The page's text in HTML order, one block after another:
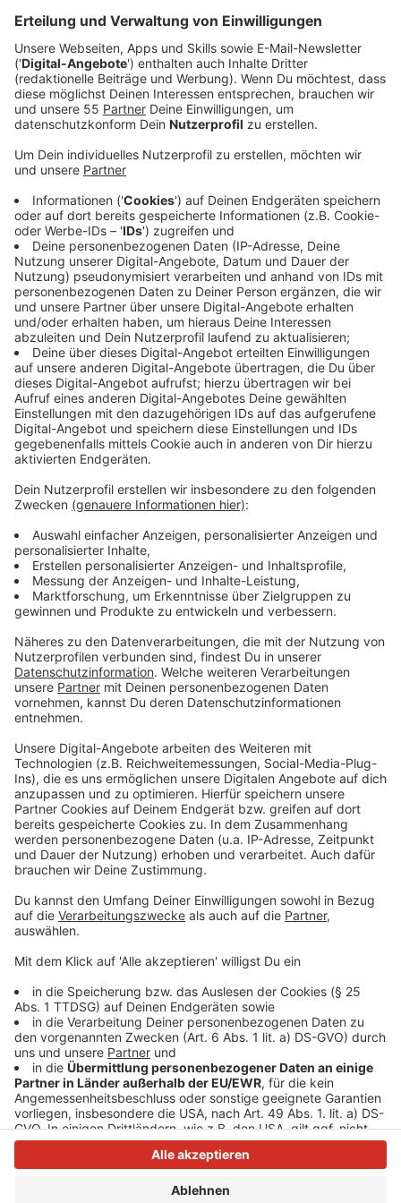
Veröffentlicht: Dienstag, 26.11.2019 11:58
Anzeige
hatte den Prozess in erster Instanz gewonnen. Die
eine Einigung - ohne Urteil - zu finden. NRW-
Umweltministerin Heinen-Esser will persönlich ihre
Sicht der Dinge vortragen: Die Stadt Essen und das
Land hätten in den vergangenen Jahren vieles getan,
um die Luftqualität zu verbessern - zum Beispiel durch
Elektrobusse, sagt die Ministerin - das zeige messbar
Wirkung.
Anzeige
Fahrverbote seien nicht nur überflüssig, sondern auch
unverhältnismäßig, weil dadurch auch ein Stück der
A40 betroffen wäre. In den kommenden Monaten
werden solche Vergleichsverhandlungen über
darunter Dortmund, Bonn, Oberhausen und Bochum.
Anzeige
Messwerte sind besser geworden
Anzeige
Messergebnisse an einigen Stellen in Essen besser
geworden sind. Aber sie unterschreiten den Grenzwert
von 40 Mikrogramm für Stickstoffdioxid nur sehr
knapp. An manchen Stellen wird er sogar noch
überschritten. Ob das reicht, um Fahrverbote zu
verhindern, wird sich im Laufe der
Autor: José Narciandi
Anzeige
Anzeige